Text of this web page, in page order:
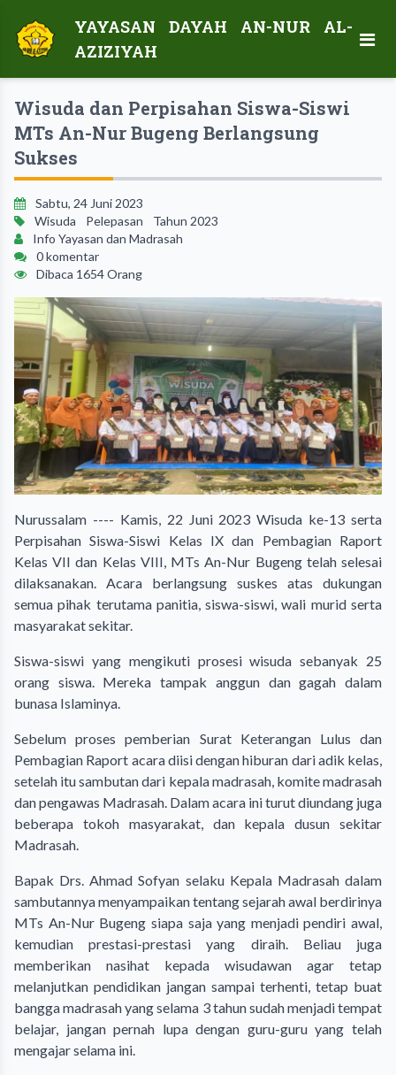
YAYASAN DAYAH AN-NUR AL-
AZIZIYAH
Wisuda dan Perpisahan Siswa-Siswi
MTs An-Nur Bugeng Berlangsung
Sukses
Sabtu, 24 Juni 2023
Wisuda
Pelepasan
Tahun 2023
Info Yayasan dan Madrasah
0 komentar
Dibaca 1654 Orang
Nurussalam ---- Kamis, 22 Juni 2023 Wisuda ke-13 serta
Perpisahan Siswa-Siswi Kelas IX dan Pembagian Raport
Kelas VII dan Kelas VIII, MTs An-Nur Bugeng telah selesai
dilaksanakan. Acara berlangsung suskes atas dukungan
semua pihak terutama panitia, siswa-siswi, wali murid serta
masyarakat sekitar.
Siswa-siswi yang mengikuti prosesi wisuda sebanyak 25
orang siswa. Mereka tampak anggun dan gagah dalam
bunasa Islaminya.
Sebelum proses pemberian Surat Keterangan Lulus dan
Pembagian Raport acara diisi dengan hiburan dari adik kelas,
setelah itu sambutan dari kepala madrasah, komite madrasah
dan pengawas Madrasah. Dalam acara ini turut diundang juga
beberapa tokoh masyarakat, dan kepala dusun sekitar
Madrasah.
Bapak Drs. Ahmad Sofyan selaku Kepala Madrasah dalam
sambutannya menyampaikan tentang sejarah awal berdirinya
MTs An-Nur Bugeng siapa saja yang menjadi pendiri awal,
kemudian prestasi-prestasi yang diraih. Beliau juga
memberikan nasihat kepada wisudawan agar tetap
melanjutkan pendidikan jangan sampai terhenti, tetap buat
bangga madrasah yang selama 3 tahun sudah menjadi tempat
belajar, jangan pernah lupa dengan guru-guru yang telah
mengajar selama ini.